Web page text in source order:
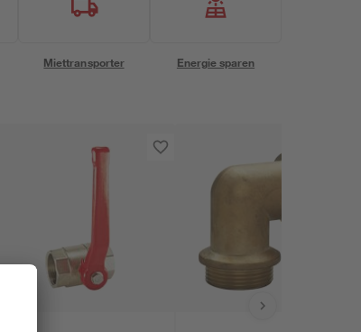
Miettransporter Energie sparen